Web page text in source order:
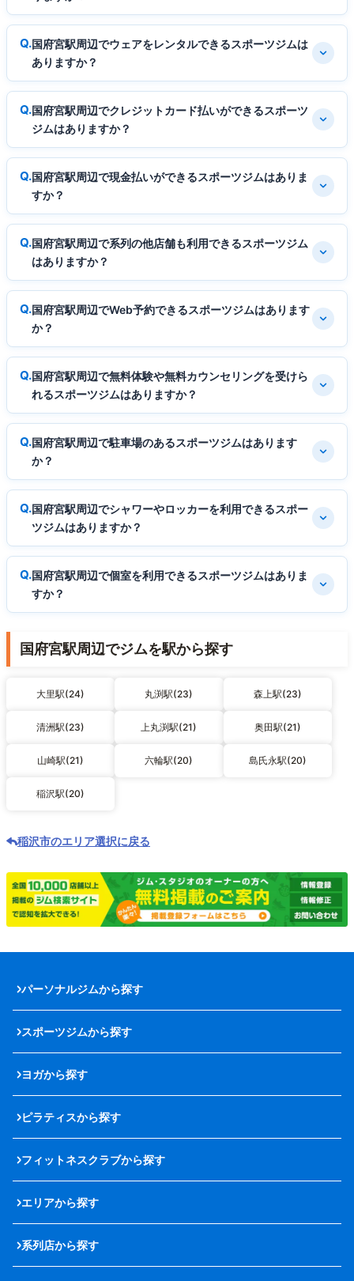
国府宮駅周辺でウェアをレンタルできるスポーツジムは
ありますか？
国府宮駅周辺でクレジットカード払いができるスポーツ
ジムはありますか？
国府宮駅周辺で現金払いができるスポーツジムはありま
すか？
国府宮駅周辺で系列の他店舗も利用できるスポーツジム
はありますか？
国府宮駅周辺でWeb予約できるスポーツジムはあります
か？
国府宮駅周辺で無料体験や無料カウンセリングを受けら
れるスポーツジムはありますか？
国府宮駅周辺で駐車場のあるスポーツジムはあります
か？
国府宮駅周辺でシャワーやロッカーを利用できるスポー
ツジムはありますか？
国府宮駅周辺で個室を利用できるスポーツジムはありま
すか？
国府宮駅周辺でジムを駅から探す
大里駅(24) 丸渕駅(23) 森上駅(23)
清洲駅(23) 上丸渕駅(21) 奥田駅(21)
山崎駅(21) 六輪駅(20) 島氏永駅(20)
稲沢駅(20)
稲沢市のエリア選択に戻る
パーソナルジムから探す
スポーツジムから探す
ヨガから探す
ピラティスから探す
フィットネスクラブから探す
エリアから探す
系列店から探す